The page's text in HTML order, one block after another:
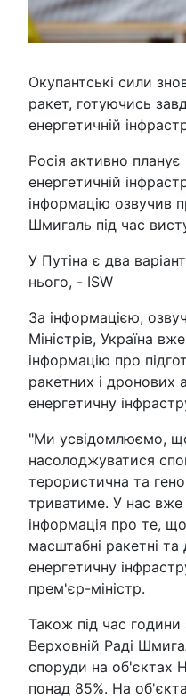
Окупантські сили
ракет, готуючись
енергетичній
Росія активно планує
енергетичній
інформацію озвучив
Шмигаль під час
У Путіна є два
нього, - ISW
За інформацією,
Міністрів, Україна
інформацію про
ракетних і дронових
енергетичну
"Ми усвідомлюємо,
насолоджуватися
терористична та
триватиме. У нас вже
інформація про те,
масштабні ракетні
енергетичну
прем'єр-міністр.
Також під час
Верховній Раді
споруди на об'єктах
понад 85%. На